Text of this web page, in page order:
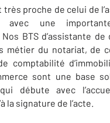
proche de celui de
avec une
BTS d’assistante de
métier du notariat, de
comptabilité
sont une base
débute avec
la signature de l’acte.